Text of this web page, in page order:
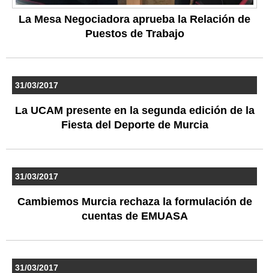
La Mesa Negociadora aprueba la Relación de
Puestos de Trabajo
31/03/2017
La UCAM presente en la segunda edición de la
Fiesta del Deporte de Murcia
31/03/2017
Cambiemos Murcia rechaza la formulación de
cuentas de EMUASA
31/03/2017